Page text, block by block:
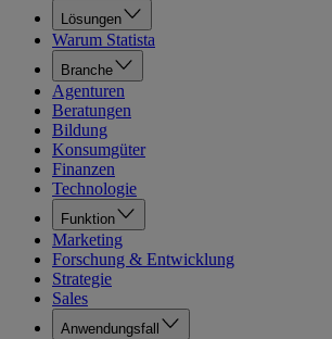
Lösungen
Warum Statista
Branche
Agenturen
Beratungen
Bildung
Konsumgüter
Finanzen
Technologie
Funktion
Marketing
Forschung & Entwicklung
Strategie
Sales
Anwendungsfall